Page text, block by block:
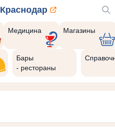
Краснодар
Медицина Магазины
Бары
- рестораны